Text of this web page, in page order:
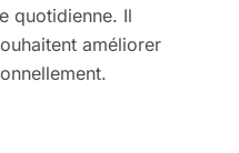
quotidienne. Il
améliorer